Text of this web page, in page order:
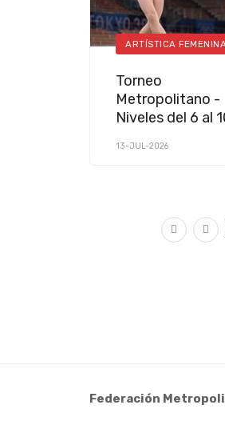
ARTÍSTICA
Torneo
Metropolitano -
Niveles del 6 al
13-JUL-2026
Federación